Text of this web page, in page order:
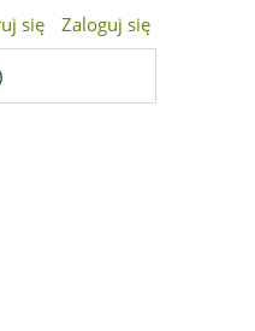
się Zaloguj się